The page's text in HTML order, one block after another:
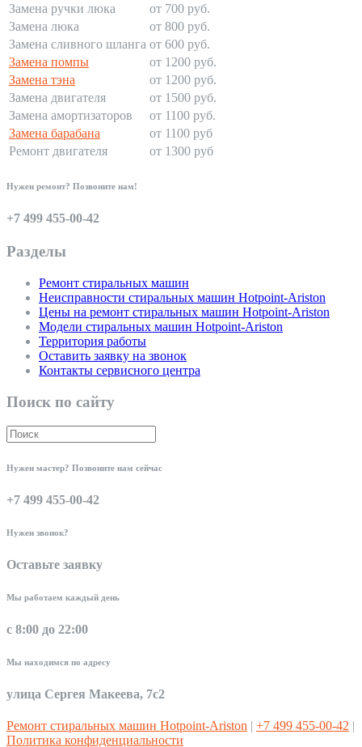
Замена ручки люка
от 700 руб.
Замена люка
от 800 руб.
Замена сливного шланга от 600 руб.
Замена помпы
от 1200 руб.
Замена тэна
от 1200 руб.
Замена двигателя
от 1500 руб.
Замена амортизаторов
от 1100 руб.
Замена барабана
от 1100 руб
Ремонт двигателя
от 1300 руб
Нужен ремонт? Позвоните нам!
+7 499 455-00-42
Разделы
Ремонт стиральных машин
Неисправности стиральных машин Hotpoint-Ariston
Цены на ремонт стиральных машин Hotpoint-Ariston
Модели стиральных машин Hotpoint-Ariston
Территория работы
Оставить заявку на звонок
Контакты сервисного центра
Поиск по сайту
Нужен мастер? Позвоните нам сейчас
+7 499 455-00-42
Нужен звонок?
Оставьте заявку
Мы работаем каждый день
с 8:00 до 22:00
Мы находимся по адресу
улица Сергея Макеева, 7с2
Ремонт стиральных машин Hotpoint-Ariston | +7 499 455-00-42 |
Политика конфиденциальности